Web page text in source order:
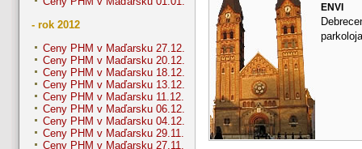
- rok 2012
Ceny PHM v Maďarsku 27.12.
Ceny PHM v Maďarsku 20.12.
Ceny PHM v Maďarsku 18.12.
Ceny PHM v Maďarsku 13.12.
Ceny PHM v Maďarsku 11.12.
Ceny PHM v Maďarsku 06.12.
Ceny PHM v Maďarsku 04.12.
Ceny PHM v Maďarsku 29.11.
Ceny PHM v Maďarsku 27.11.
ENVI